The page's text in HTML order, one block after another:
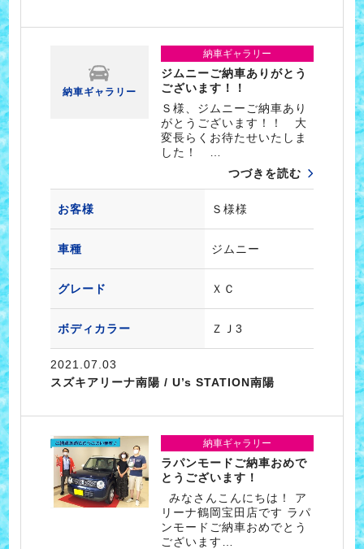
納車ギャラリー
納車ギャラリー
ジムニーご納車ありがとう
ございます！！
Ｓ様、ジムニーご納車あり
がとうございます！！ 大
変長らくお待たせいたしま
した！ …
つづきを読む
お客様 Ｓ様様
車種 ジムニー
グレード ＸＣ
ボディカラー ＺＪ3
2021.07.03
スズキアリーナ南陽 / U’s STATION南陽
納車ギャラリー
ラパンモードご納車おめで
とうございます！
みなさんこんにちは！ ア
リーナ鶴岡宝田店です ラパ
ンモードご納車おめでとう
ございます…